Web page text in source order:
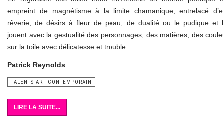
empreint de magnétisme à la limite chamanique, entrelacé
rêverie, de désirs à fleur de peau, de dualité ou le pudique et
jouent avec la gestualité des personnages, des matières, des
sur la toile avec délicatesse et trouble.
Patrick Reynolds
TALENTS ART CONTEMPORAIN
LIRE LA SUITE...